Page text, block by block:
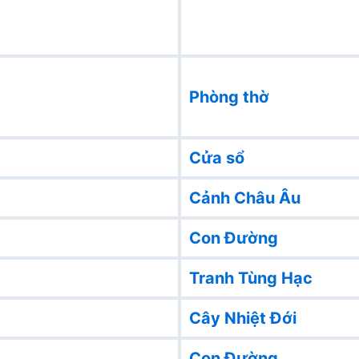
Phòng thờ
Cửa sổ
Cảnh Châu Âu
Con Đường
Tranh Tùng Hạc
Cây Nhiệt Đới